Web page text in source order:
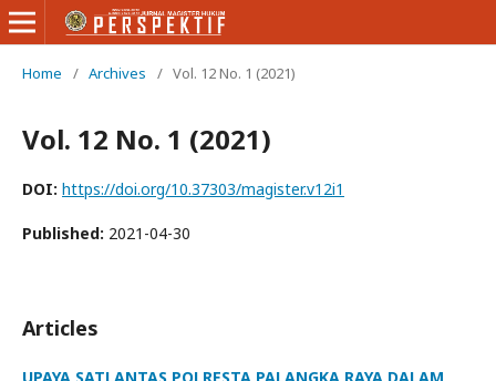
Home / Archives / Vol. 12 No. 1 (2021)
Vol. 12 No. 1 (2021)
DOI: https://doi.org/10.37303/magister.v12i1
Published: 2021-04-30
Articles